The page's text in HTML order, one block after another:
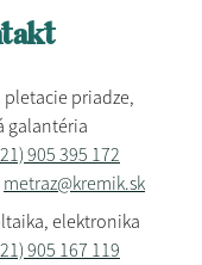
pletacie priadze,
galantéria
905 395 172
metraz@kremik.sk
elektronika
905 167 119